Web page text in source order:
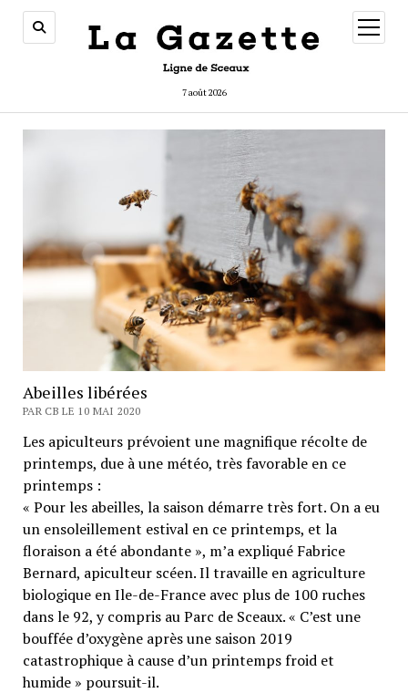
7 août 2026
ouvrir
menu
Abeilles libérées
PAR CB LE 10 MAI 2020
Les apiculteurs prévoient une magnifique récolte de
printemps, due à une météo, très favorable en ce
printemps :
« Pour les abeilles, la saison démarre très fort. On a eu
un ensoleillement estival en ce printemps, et la
floraison a été abondante », m’a expliqué Fabrice
Bernard, apiculteur scéen. Il travaille en agriculture
biologique en Ile-de-France avec plus de 100 ruches
dans le 92, y compris au Parc de Sceaux. « C’est une
bouffée d’oxygène après une saison 2019
catastrophique à cause d’un printemps froid et
humide » poursuit-il.